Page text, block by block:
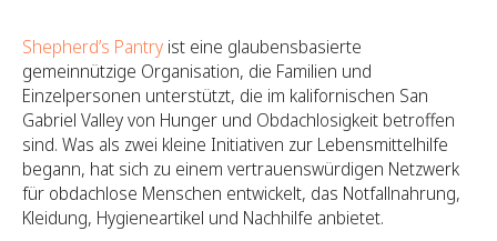
Shepherd’s Pantry ist eine glaubensbasierte
gemeinnützige Organisation, die Familien und
Einzelpersonen unterstützt, die im kalifornischen San
Gabriel Valley von Hunger und Obdachlosigkeit betroffen
sind. Was als zwei kleine Initiativen zur Lebensmittelhilfe
begann, hat sich zu einem vertrauenswürdigen Netzwerk
für obdachlose Menschen entwickelt, das Notfallnahrung,
Kleidung, Hygieneartikel und Nachhilfe anbietet.